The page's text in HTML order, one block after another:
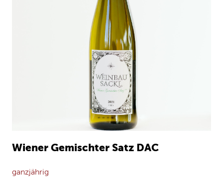
Wiener Gemischter Satz DAC
ganzjährig